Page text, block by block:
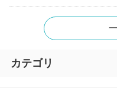
カテゴリ